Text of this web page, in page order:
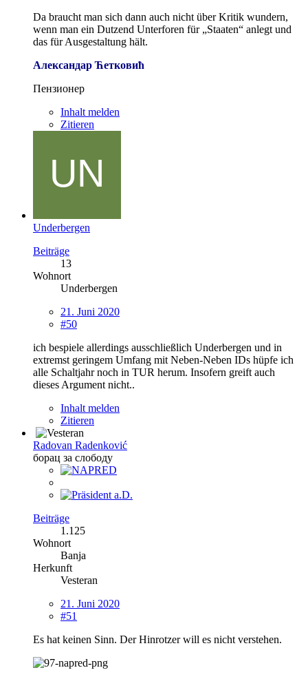
Da braucht man sich dann auch nicht über Kritik wundern,
wenn man ein Dutzend Unterforen für „Staaten“ anlegt und
das für Ausgestaltung hält.
Александар Ћетковић
Пензионер
Inhalt melden
Zitieren
Underbergen
Beiträge
13
Wohnort
Underbergen
21. Juni 2020
#50
ich bespiele allerdings ausschließlich Underbergen und in
extremst geringem Umfang mit Neben-Neben IDs hüpfe ich
alle Schaltjahr noch in TUR herum. Insofern greift auch
dieses Argument nicht..
Inhalt melden
Zitieren
Radovan Radenković
борац за слободу
Beiträge
1.125
Wohnort
Banja
Herkunft
Vesteran
21. Juni 2020
#51
Es hat keinen Sinn. Der Hinrotzer will es nicht verstehen.